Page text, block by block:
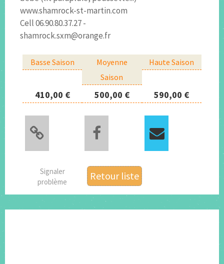
www.shamrock-st-martin.com
Cell 06.90.80.37.27 -
shamrock.sxm@orange.fr
Basse Saison
Moyenne
Saison
Haute Saison
410,00 € 500,00 € 590,00 €
Signaler
problème
Retour liste